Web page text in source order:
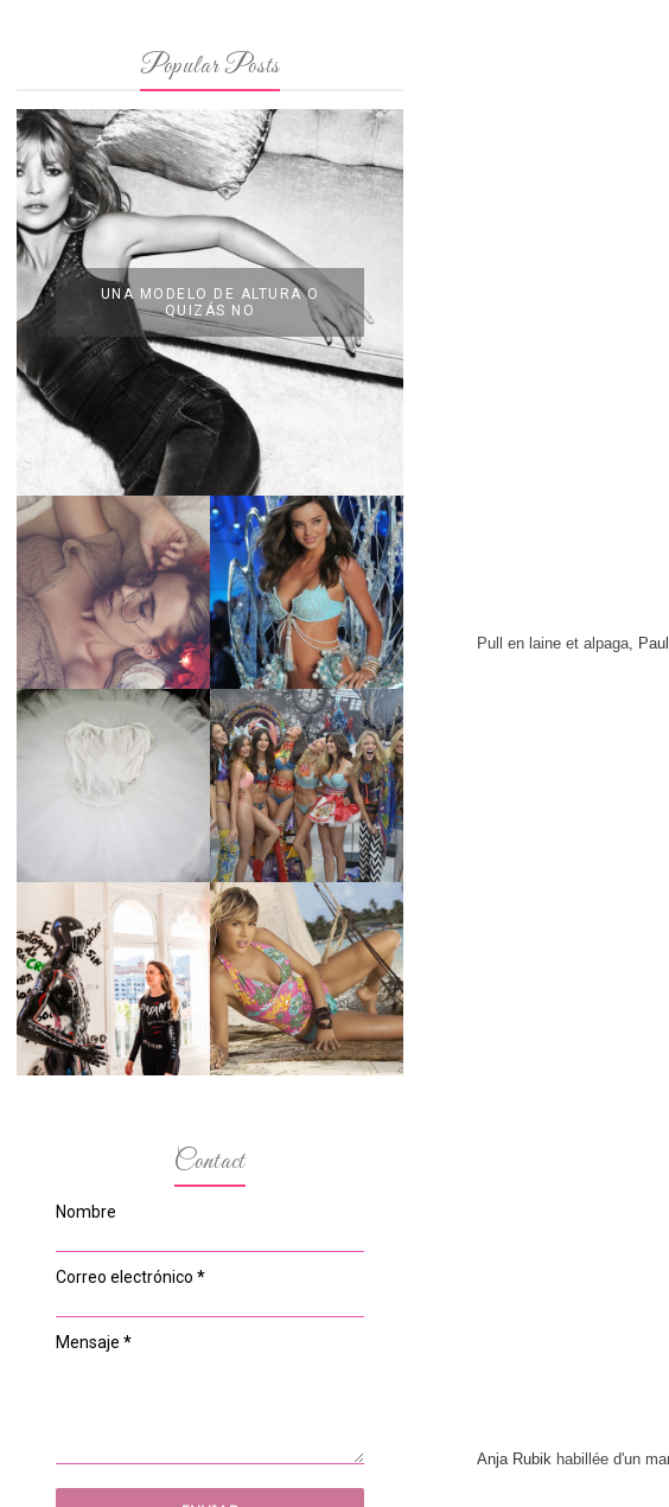
Pull en laine et alpaga,
Anja Rubik habillée d'un
Popular Posts
UNA MODELO DE ALTURA O
QUIZÁS NO
LA BAILARINA
BLANCA DE LA
CRUZ O COMO
REINVENTARSE
ANTE LA
ADVERSIDAD.
LA ALTURA DE LAS
MODELOS MAS
ALTAS
TUTORIAL PARA
HACER UN TUTÚ
DE BALLET DE
¿QUIERES SABER
LA EDAD Y ALTURA
DE LAS MODELOS
VICTORIA'S
SECRET 2017?
MARGA GONZÁLEZ
Y ELIA FERNÁNDEZ
DIALOGAN EN
ESPACIO DEL
ANONIMATO, LA
CASA ROSA DE
OVIEDO
LA ALTURA DE LAS
MODELOS MAS
BAJITAS
Contact
Nombre
Correo electrónico *
Mensaje *